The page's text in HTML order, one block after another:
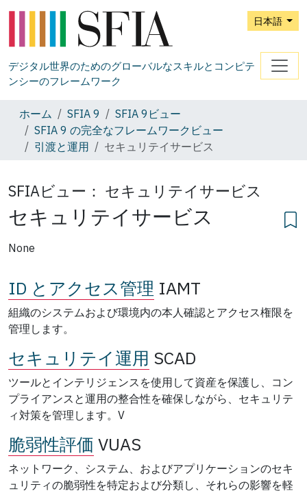
日本語
デジタル世界のためのグローバルなスキルとコンピテ
ンシーのフレームワーク
ホーム SFIA 9
SFIA 9ビュー
SFIA 9 の完全なフレームワークビュー
引渡と運用
セキュリテイサービス
SFIAビュー： セキュリテイサービス
セキュリテイサービス
None
ID とアクセス管理 IAMT
組織のシステムおよび環境内の本人確認とアクセス権限を
管理します。
セキュリテイ運用 SCAD
ツールとインテリジェンスを使用して資産を保護し、コン
プライアンスと運用の整合性を確保しながら、セキュリテ
ィ対策を管理します。V
脆弱性評価 VUAS
ネットワーク、システム、およびアプリケーションのセキ
ュリティの脆弱性を特定および分類し、それらの影響を軽